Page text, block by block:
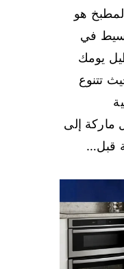
هو
في
يومك
تتنوع
ماركة إلى
قبل…